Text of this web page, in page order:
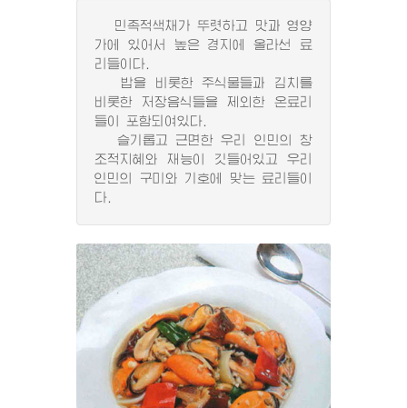
민족적색채가 뚜렷하고 맛과 영양
가에 있어서 높은 경지에 올라선 료
리들이다.
밥을 비롯한 주식물들과 김치를
비롯한 저장음식들을 제외한 온료리
들이 포함되여있다.
슬기롭고 근면한 우리 인민의 창
조적지혜와 재능이 깃들어있고 우리
인민의 구미와 기호에 맞는 료리들이
다.